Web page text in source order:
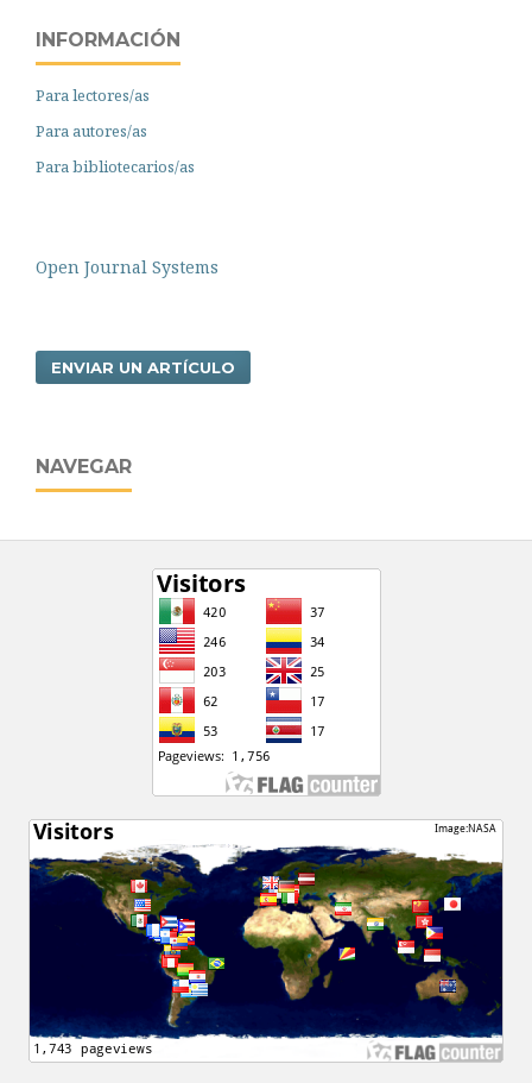
INFORMACIÓN
Para lectores/as
Para autores/as
Para bibliotecarios/as
Open Journal Systems
ENVIAR UN ARTÍCULO
NAVEGAR